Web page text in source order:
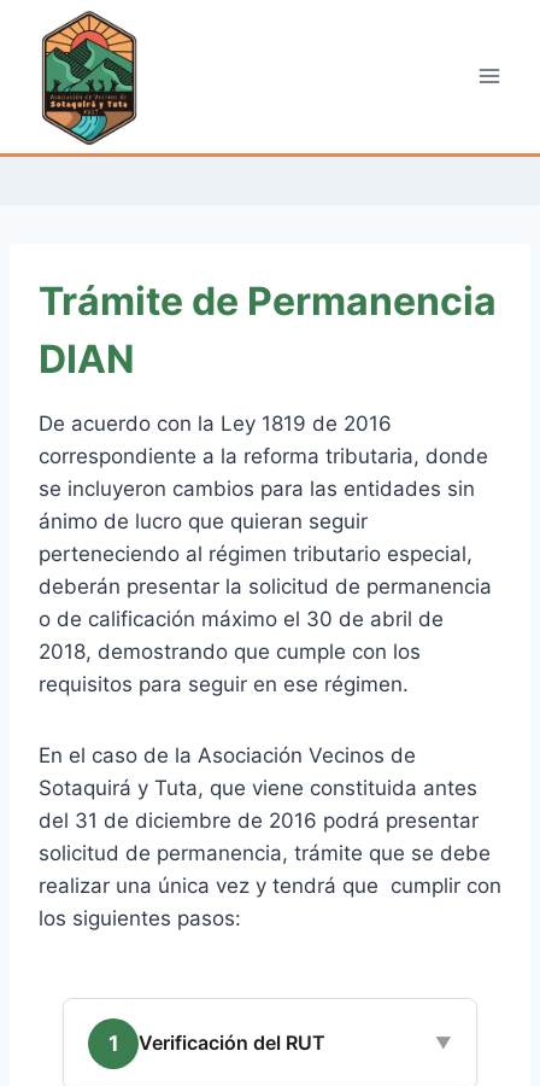
contenido
Trámite de Permanencia
DIAN
De acuerdo con la Ley 1819 de 2016
correspondiente a la reforma tributaria, donde
se incluyeron cambios para las entidades sin
ánimo de lucro que quieran seguir
perteneciendo al régimen tributario especial,
deberán presentar la solicitud de permanencia
o de calificación máximo el 30 de abril de
2018, demostrando que cumple con los
requisitos para seguir en ese régimen.
En el caso de la Asociación Vecinos de
Sotaquirá y Tuta, que viene constituida antes
del 31 de diciembre de 2016 podrá presentar
solicitud de permanencia, trámite que se debe
realizar una única vez y tendrá que cumplir con
los siguientes pasos:
1 Verificación del RUT ▼